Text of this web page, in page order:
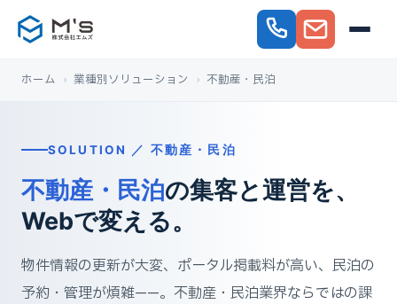
ホーム › 業種別ソリューション › 不動産・民泊
SOLUTION ／ 不動産・民泊
不動産・民泊の集客と運営を、
Webで変える。
物件情報の更新が大変、ポータル掲載料が高い、民泊の
予約・管理が煩雑——。不動産・民泊業界ならではの課